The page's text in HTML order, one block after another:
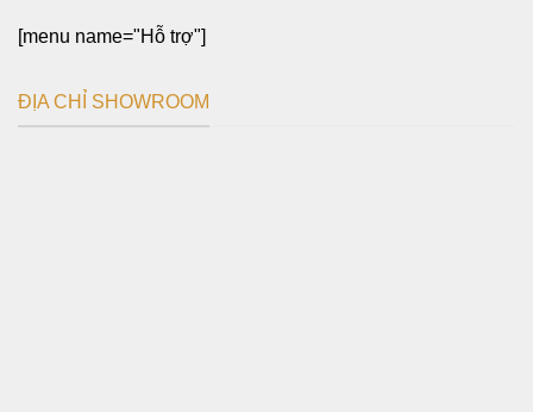
[menu name="Hỗ trợ"]
ĐỊA CHỈ SHOWROOM